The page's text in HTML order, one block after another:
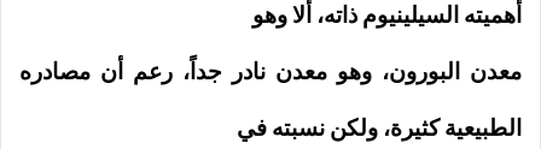
أهميته السيلينيوم ذاته، ألا وهو
معدن البورون، وهو معدن نادر جداً، رعم أن مصادره
الطبيعية كثيرة، ولكن نسبته في